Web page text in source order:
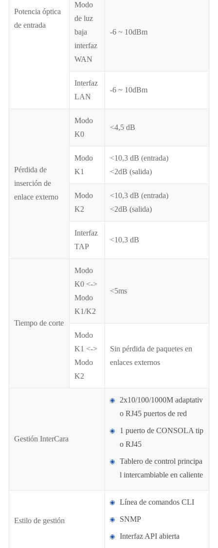
Potencia óptica
de entrada
Modo
de luz
baja
interfaz
WAN
-6 ~ 10dBm
Interfaz
LAN
-6 ~ 10dBm
Pérdida de
inserción de
enlace externo
Modo
K0
<4,5 dB
Modo
K1
<10,3 dB (entrada)
<2dB (salida)
Modo
K2
<10,3 dB (entrada)
<2dB (salida)
Interfaz
TAP
<10,3 dB
Tiempo de corte
Modo
K0 <->
Modo
K1/K2
<5ms
Modo
K1 <->
Modo
K2
Sin pérdida de paquetes en
enlaces externos
Gestión InterCara
2x10/100/1000M adaptativ
o RJ45 puertos de red
1 puerto de CONSOLA tip
o RJ45
Tablero de control principa
l intercambiable en caliente
Estilo de gestión
Línea de comandos CLI
SNMP
Interfaz API abierta